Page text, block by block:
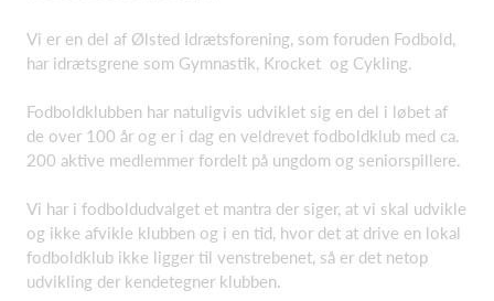
Vi er en del af Ølsted Idrætsforening, som foruden Fodbold,
har idrætsgrene som Gymnastik, Krocket og Cykling.
Fodboldklubben har natuligvis udviklet sig en del i løbet af
de over 100 år og er i dag en veldrevet fodboldklub med ca.
200 aktive medlemmer fordelt på ungdom og seniorspillere.
Vi har i fodboldudvalget et mantra der siger, at vi skal udvikle
og ikke afvikle klubben og i en tid, hvor det at drive en lokal
fodboldklub ikke ligger til venstrebenet, så er det netop
udvikling der kendetegner klubben.